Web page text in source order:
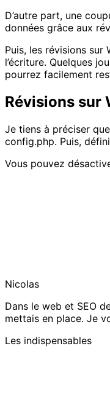
D’autre part, une
données grâce aux
Puis, les révisions
l’écriture. Quelques
pourrez facilement
Révisions sur
Je tiens à préciser
config.php. Puis,
Vous pouvez
Nicolas
Dans le web et SEO
mettais en place. Je
Les indispensables